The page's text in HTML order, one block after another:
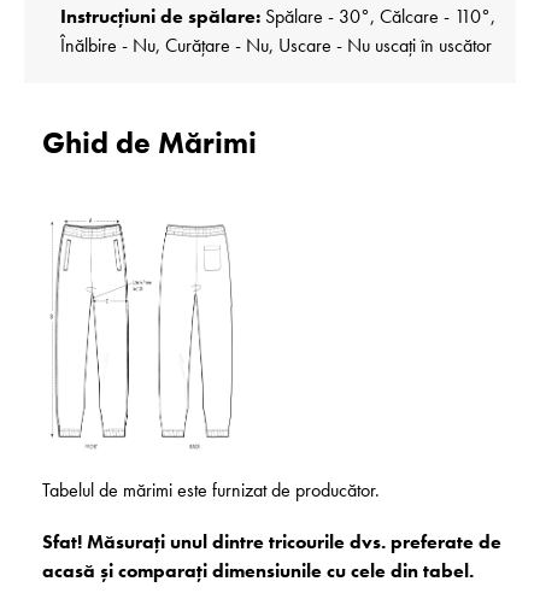
Instrucțiuni de spălare: Spălare - 30°, Călcare - 110°,
Înălbire - Nu, Curățare - Nu, Uscare - Nu uscați în uscător
Ghid de Mărimi
Tabelul de mărimi este furnizat de producător.
Sfat! Măsurați unul dintre tricourile dvs. preferate de
acasă și comparați dimensiunile cu cele din tabel.